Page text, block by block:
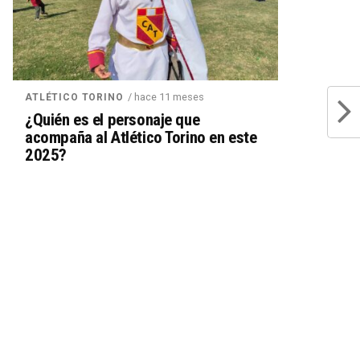
ATLÉTICO TORINO / hace 11 meses
¿Quién es el personaje que
acompaña al Atlético Torino en este
2025?